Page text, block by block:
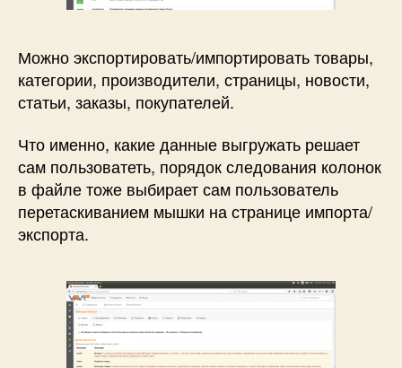
Можно экспортировать/импортировать товары,
категории, производители, страницы, новости,
статьи, заказы, покупателей.
Что именно, какие данные выгружать решает
сам пользоватеть, порядок следования колонок
в файле тоже выбирает сам пользователь
перетаскиванием мышки на странице импорта/
экспорта.